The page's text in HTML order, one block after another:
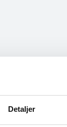
Detaljer